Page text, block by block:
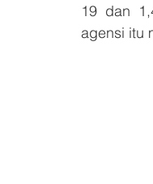
19 dan
agensi itu